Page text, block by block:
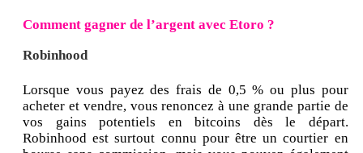
Comment gagner de l’argent avec Etoro ?
Robinhood
Lorsque vous payez des frais de 0,5 % ou plus pour
acheter et vendre, vous renoncez à une grande partie de
vos gains potentiels en bitcoins dès le départ.
Robinhood est surtout connu pour être un courtier en